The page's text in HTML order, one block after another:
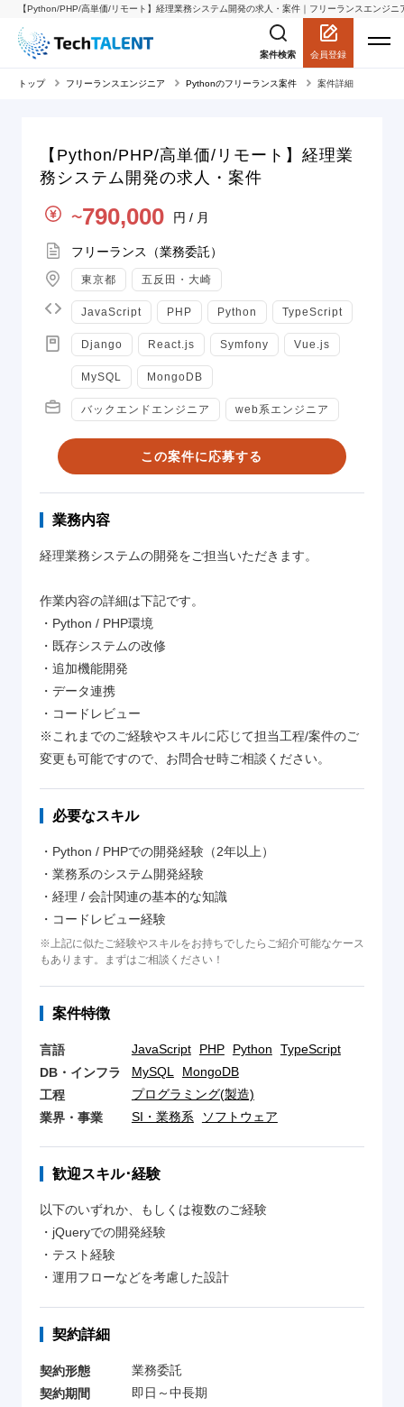
【Python/PHP/高単価/リモート】経理業務システム開発の求人・案件｜フリーランスエンジ
案件検索 会員登録
トップ フリーランスエンジニア Pythonのフリーランス案件 案件詳細
【Python/PHP/高単価/リモート】経理業
務システム開発の求人・案件
単価
〜790,000 円 / 月
地域
東京都 五反田・大崎
フリーランス（業務委託）
言語
JavaScript PHP Python TypeScript
スキル
Django React.js Symfony Vue.js
MySQL MongoDB
職種
バックエンドエンジニア web系エンジニア
この案件に応募する
業務内容
経理業務システムの開発をご担当いただきます。
作業内容の詳細は下記です。
・Python / PHP環境
・既存システムの改修
・追加機能開発
・データ連携
・コードレビュー
※これまでのご経験やスキルに応じて担当工程/案件のご
変更も可能ですので、お問合せ時ご相談ください。
必要なスキル
・Python / PHPでの開発経験（2年以上）
・業務系のシステム開発経験
・経理 / 会計関連の基本的な知識
・コードレビュー経験
※上記に似たご経験やスキルをお持ちでしたらご紹介可能なケース
もあります。まずはご相談ください！
案件特徴
言語 JavaScript PHP Python
TypeScript
DB・インフラ
MySQL
MongoDB
工程
プログラミング(製造)
業界・事業
SI・業務系 ソフトウェア
歓迎スキル･経験
以下のいずれか、もしくは複数のご経験
・jQueryでの開発経験
・テスト経験
・運用フローなどを考慮した設計
契約詳細
契約形態
業務委託
契約期間
即日～中長期